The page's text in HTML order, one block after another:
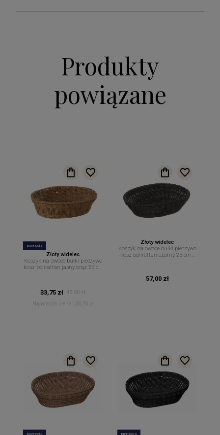
Produkty
powiązane
promocja
Złoty widelec
Koszyk na owoce bułki pieczywo
kosz polirattan jasny brąz 25 cm
33,75 zł
45,00 zł
Najniższa cena:
33,75 zł
Złoty widelec
Koszyk na owoce bułki pieczywo
kosz polirattan czarny 25 cm x
57,00 zł
promocja promocja